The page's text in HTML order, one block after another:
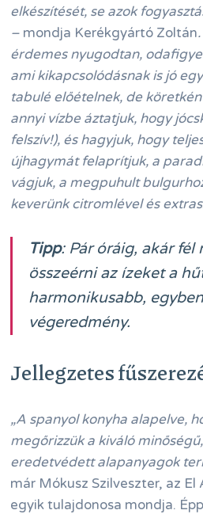
elkészítését, se azok
– mondja Kerékgyártó Zoltán
érdemes nyugodtan,
ami kikapcsolódásnak is jó
tabulé előételnek, de
annyi vízbe áztatjuk, hogy
felszív!), és hagyjuk, hogy
újhagymát felaprítjuk, a
vágjuk, a megpuhult
keverünk citromlével és
Tipp: Pár óráig, akár
összeérni az ízeket a
harmonikusabb,
végeredmény.
Jellegzetes
„A spanyol konyha alapelve,
megőrizzük a kiváló
eredetvédett alapanyagok
már Mókusz Szilveszter, az
egyik tulajdonosa mondja.